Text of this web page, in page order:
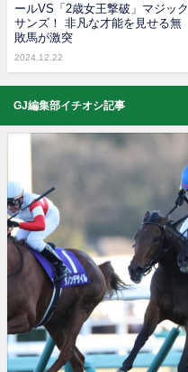
ールVS「2歳女王撃破」マジック
サンズ！ 非凡な才能を見せる無
敗馬が激突
2024.12.22
GJ編集部イチオシ記事